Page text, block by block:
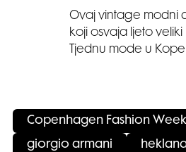
Ovaj vintage modni
koji osvaja ljeto veliki
Tjednu mode u
Copenhagen Fashion
giorgio armani